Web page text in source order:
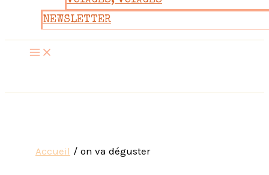
NEWSLETTER
Accueil on va déguster